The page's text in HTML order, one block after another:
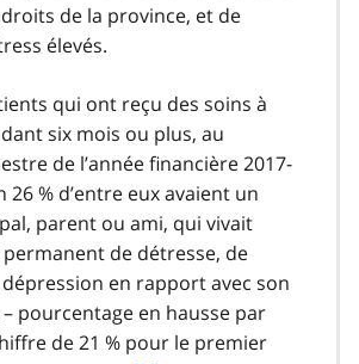
de la province, et de
élevés.
qui ont reçu des soins à
six mois ou plus, au
de l’année financière 2017-
26 % d’entre eux avaient un
parent ou ami, qui vivait
de détresse, de
en rapport avec son
– pourcentage en hausse par
de 21 % pour le premier